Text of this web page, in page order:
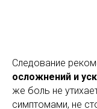
Следование
осложнений и
же боль не
симптомами, не